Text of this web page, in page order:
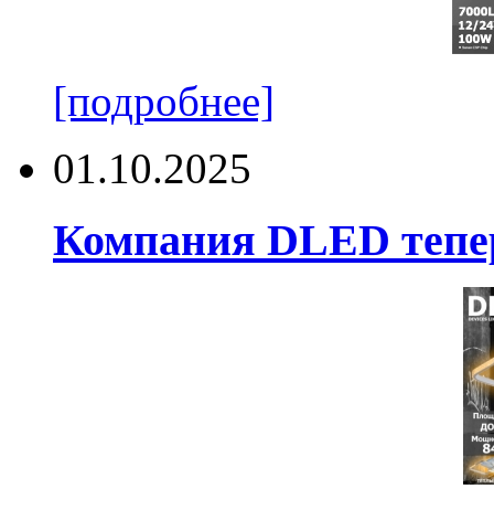
[подробнее]
01.10.2025
Компания DLED